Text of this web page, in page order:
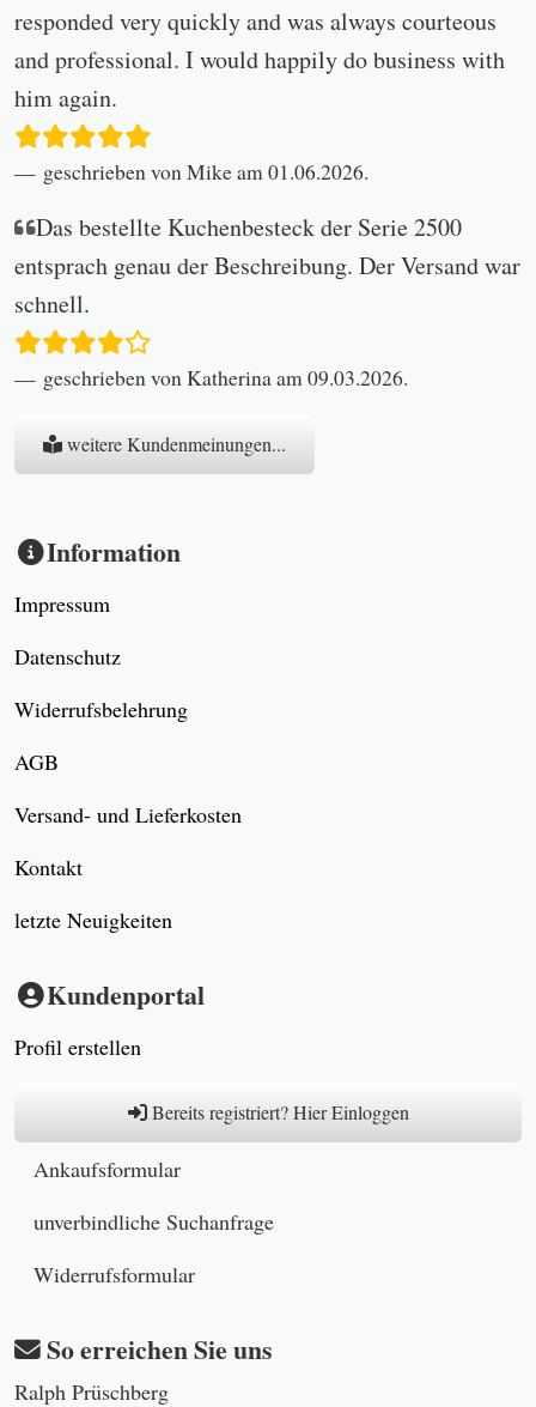
responded very quickly and was always courteous
and professional. I would happily do business with
him again.
geschrieben von Mike am 01.06.2026.
Das bestellte Kuchenbesteck der Serie 2500
entsprach genau der Beschreibung. Der Versand war
schnell.
geschrieben von Katherina am 09.03.2026.
weitere Kundenmeinungen...
Information
Impressum
Datenschutz
Widerrufsbelehrung
AGB
Versand- und Lieferkosten
Kontakt
letzte Neuigkeiten
Kundenportal
Profil erstellen
Bereits registriert? Hier Einloggen
Ankaufsformular
unverbindliche Suchanfrage
Widerrufsformular
So erreichen Sie uns
Ralph Prüschberg